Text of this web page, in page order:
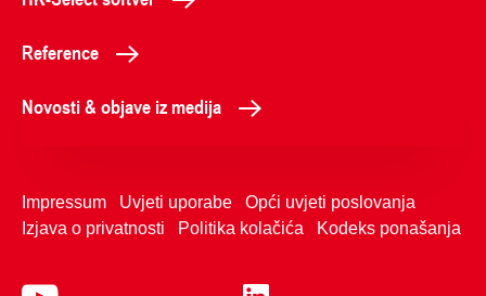
Reference
Novosti & objave iz medija
Impressum Uvjeti uporabe
Opći uvjeti poslovanja
Izjava o privatnosti
Politika kolačića Kodeks ponašanja